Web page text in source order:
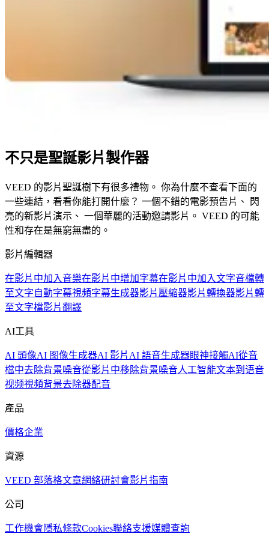
不只是聖誕影片製作器
VEED 的影片聖誕樹下有很多禮物。 你為什麼不查看下面的
一些連結，看看你能打開什麼？ 一個不錯的電影預告片、 閃
亮的新影片演示、 一個華麗的活動邀請影片。 VEED 的可能
性和存在是無窮無盡的。
影片編輯器
在影片中加入音樂在影片中增加字幕在影片中加入文字音檔轉
至文字自動字幕視頻字幕生成器影片壓縮器影片轉換器影片轉
至文字檔影片翻譯
AI工具
AI 頭像AI 图像生成器AI 影片 AI 語音生成器眼神接觸AI從音
檔中去除背景噪音從影片中移除背景噪音人工智能文本到语音
视频視頻背景去除器配音
產品
價格企業
資源
VEED 部落格文章網絡研討會影片指南
公司
工作機會隱私條款Cookies聯絡支援媒體查詢